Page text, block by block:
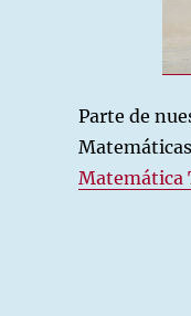
Parte de
Matemática